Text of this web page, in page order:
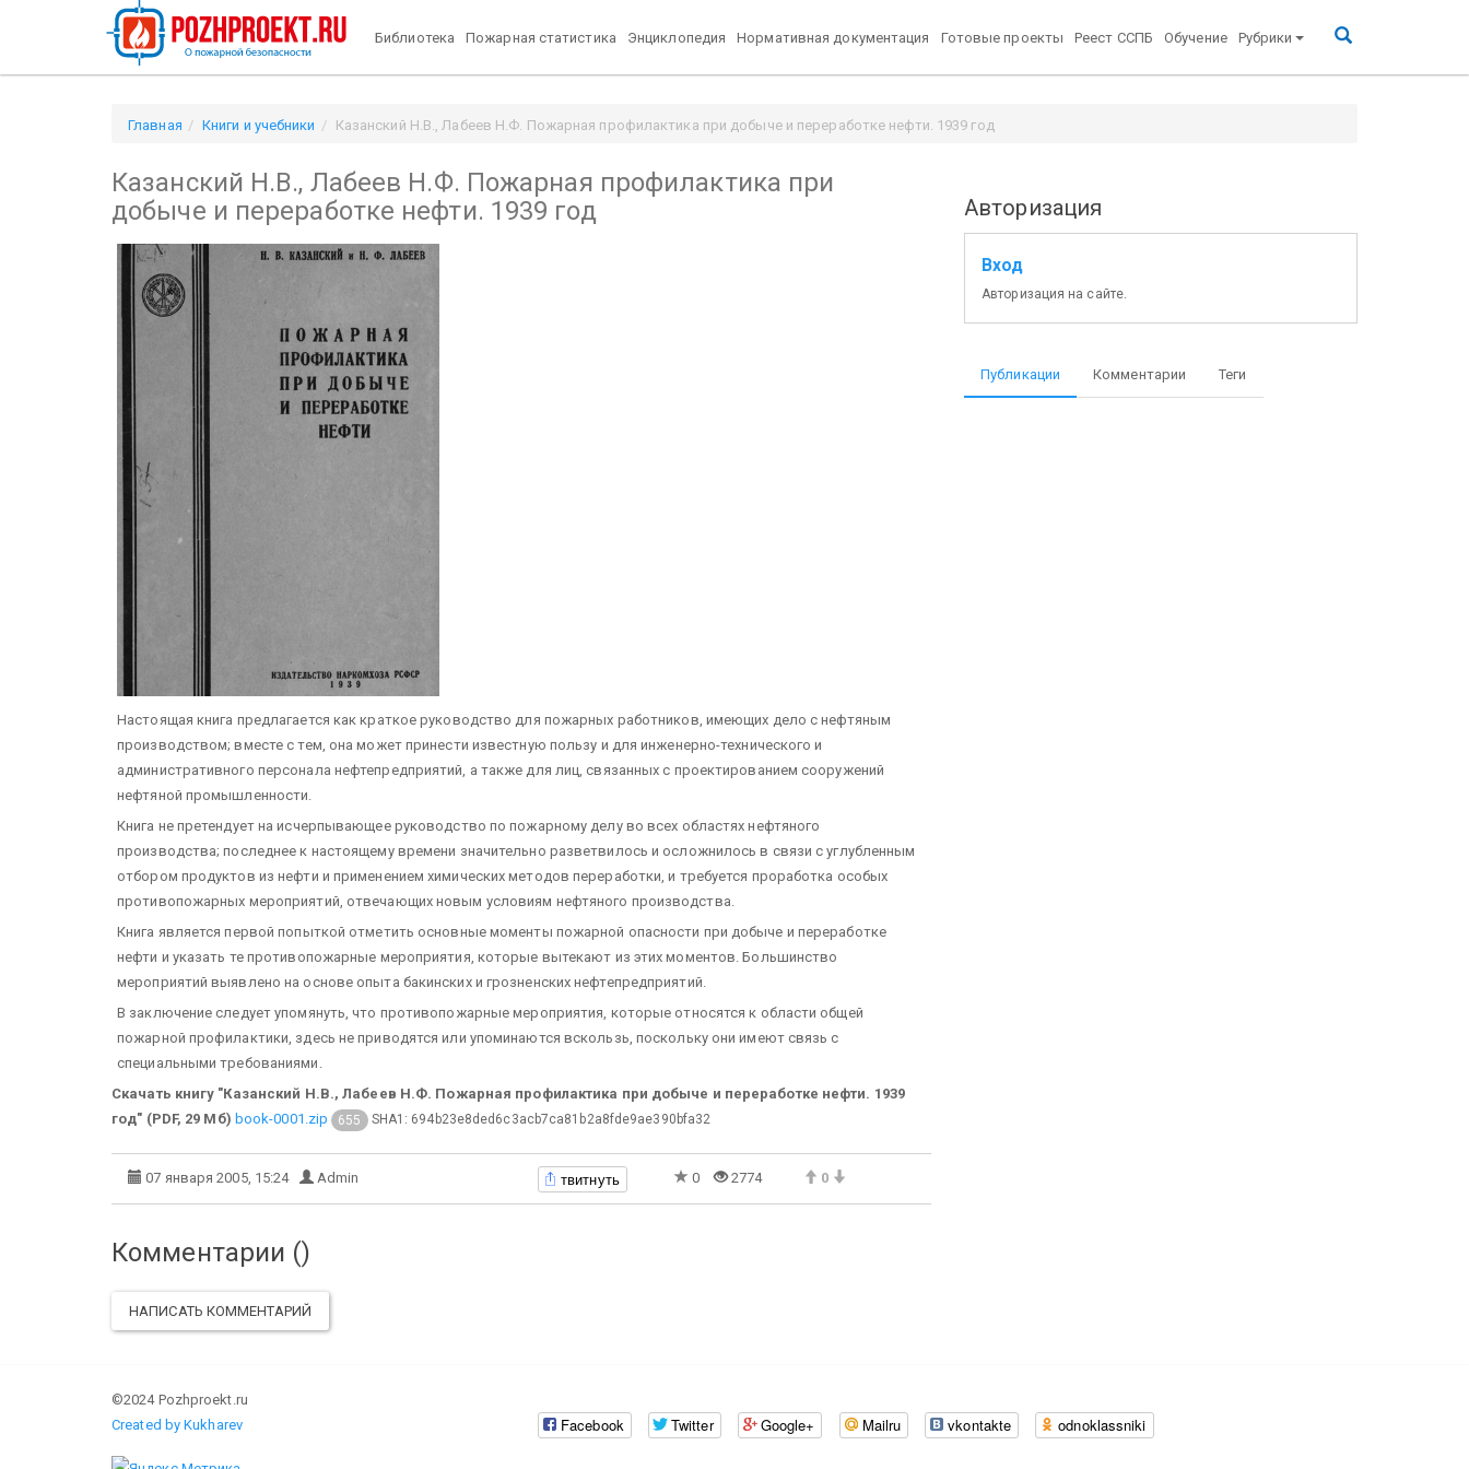
Библиотека Пожарная статистика Энциклопедия Нормативная документация Готовые проекты Реест ССПБ Обучение Рубрики
Главная Книги и учебники Казанский Н.В., Лабеев Н.Ф. Пожарная профилактика при добыче и переработке нефти. 1939 год
Казанский Н.В., Лабеев Н.Ф. Пожарная профилактика при
добыче и переработке нефти. 1939 год
Настоящая книга предлагается как краткое руководство для пожарных работников, имеющих дело с нефтяным
производством; вместе с тем, она может принести известную пользу и для инженерно-технического и
административного персонала нефтепредприятий, а также для лиц, связанных с проектированием сооружений
нефтяной промышленности.
Книга не претендует на исчерпывающее руководство по пожарному делу во всех областях нефтяного
производства; последнее к настоящему времени значительно разветвилось и осложнилось в связи с углубленным
отбором продуктов из нефти и применением химических методов переработки, и требуется проработка особых
противопожарных мероприятий, отвечающих новым условиям нефтяного производства.
Книга является первой попыткой отметить основные моменты пожарной опасности при добыче и переработке
нефти и указать те противопожарные мероприятия, которые вытекают из этих моментов. Большинство
мероприятий выявлено на основе опыта бакинских и грозненских нефтепредприятий.
В заключение следует упомянуть, что противопожарные мероприятия, которые относятся к области общей
пожарной профилактики, здесь не приводятся или упоминаются вскользь, поскольку они имеют связь с
специальными требованиями.
Скачать книгу "Казанский Н.В., Лабеев Н.Ф. Пожарная профилактика при добыче и переработке нефти. 1939
год" (PDF, 29 Мб) book-0001.zip 655 SHA1: 694b23e8ded6c3acb7ca81b2a8fde9ae390bfa32
07 января 2005, 15:24 Admin твитнуть 0 2774 0
Комментарии ()
НАПИСАТЬ КОММЕНТАРИЙ
Авторизация
Вход
Авторизация на сайте.
Публикации Комментарии Теги
©2024 Pozhproekt.ru
Created by Kukharev
Facebook Twitter Google+ Mailru vkontakte odnoklassniki